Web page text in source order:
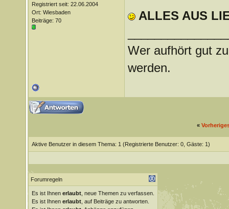
Registriert seit: 22.06.2004
Ort: Wiesbaden
Beiträge: 70
ALLES AUS
Wer aufhört gut
werden.
«
Aktive Benutzer in diesem Thema: 1 (Registrierte Benutzer: 0, Gäste: 1)
Forumregeln
Es ist Ihnen erlaubt, neue Themen zu verfassen.
Es ist Ihnen erlaubt, auf Beiträge zu antworten.